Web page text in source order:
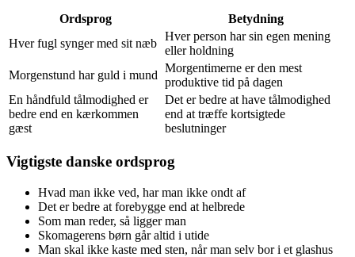
Ordsprog
Betydning
Hver fugl synger med sit næb
Hver person har sin egen mening
eller holdning
Morgenstund har guld i mund
Morgentimerne er den mest
produktive tid på dagen
En håndfuld tålmodighed er
bedre end en kærkommen
gæst
Det er bedre at have tålmodighed
end at træffe kortsigtede
beslutninger
Vigtigste danske ordsprog
Hvad man ikke ved, har man ikke ondt af
Det er bedre at forebygge end at helbrede
Som man reder, så ligger man
Skomagerens børn går altid i utide
Man skal ikke kaste med sten, når man selv bor i et glashus